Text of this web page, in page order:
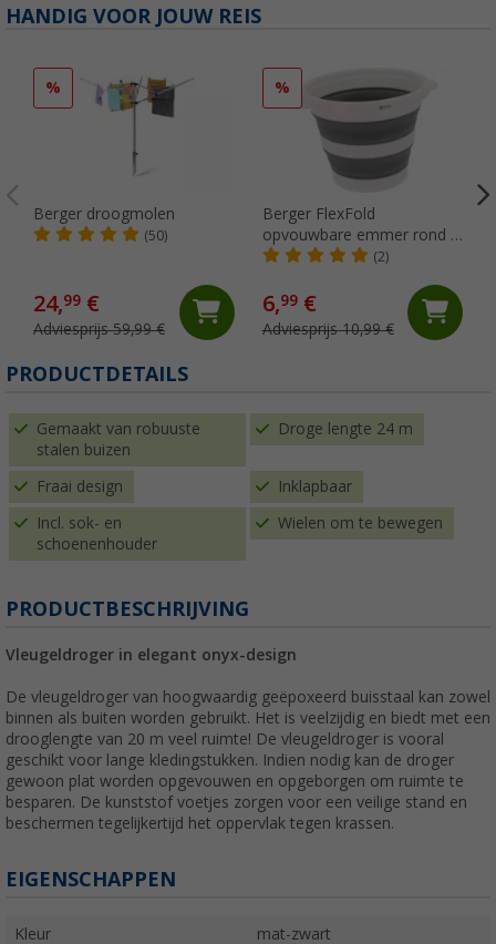
HANDIG VOOR JOUW REIS
%
Berger droogmolen
(50)
24,99 €
Adviesprijs 59,99 €
%
Berger FlexFold
opvouwbare emmer rond 8
l
(2)
6,99€
Adviesprijs 10,99 €
PRODUCTDETAILS
Gemaakt van robuuste
stalen buizen
Droge lengte 24 m
Fraai design Inklapbaar
Incl. sok- en
schoenenhouder
Wielen om te bewegen
PRODUCTBESCHRIJVING
Vleugeldroger in elegant onyx-design
De vleugeldroger van hoogwaardig geëpoxeerd buisstaal kan zowel
binnen als buiten worden gebruikt. Het is veelzijdig en biedt met een
drooglengte van 20 m veel ruimte! De vleugeldroger is vooral
geschikt voor lange kledingstukken. Indien nodig kan de droger
gewoon plat worden opgevouwen en opgeborgen om ruimte te
besparen. De kunststof voetjes zorgen voor een veilige stand en
beschermen tegelijkertijd het oppervlak tegen krassen.
EIGENSCHAPPEN
Kleur mat-zwart